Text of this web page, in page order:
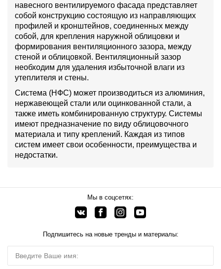
навесного вентилируемого фасада представляет
собой конструкцию состоящую из направляющих
профилей и кронштейнов, соединенных между
собой, для крепления наружной облицовки и
формирования вентиляционного зазора, между
стеной и облицовкой. Вентиляционный зазор
необходим для удаления избыточной влаги из
утеплителя и стены.
Система (НФС) может производиться из алюминия,
нержавеющей стали или оцинкованной стали, а
также иметь комбинированную структуру. Системы
имеют предназначение по виду облицовочного
материала и типу креплений. Каждая из типов
систем имеет свои особенности, преимущества и
недостатки.
Мы в соцсетях:
Подпишитесь на новые тренды и материалы: